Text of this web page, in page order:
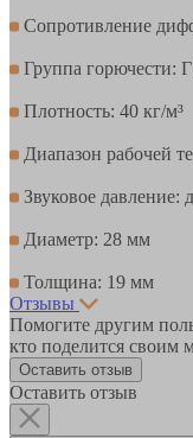
Сопротивление
Группа горючести:
Плотность: 40 кг/м³
Диапазон рабочей
Звуковое давление:
Диаметр: 28 мм
Толщина: 19 мм
Отзывы
Помогите другим
кто поделится своим
Оставить отзыв
Оставить отзыв